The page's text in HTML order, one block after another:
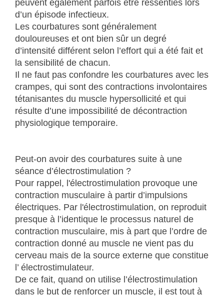
peuvent également parfois être ressenties lors
d’un épisode infectieux.
Les courbatures sont généralement
douloureuses et ont bien sûr un degré
d’intensité différent selon l’effort qui a été fait et
la sensibilité de chacun.
Il ne faut pas confondre les courbatures avec les
crampes, qui sont des contractions involontaires
tétanisantes du muscle hypersollicité et qui
résulte d’une impossibilité de décontraction
physiologique temporaire.
Peut-on avoir des courbatures suite à une
séance d’électrostimulation ?
Pour rappel, l'électrostimulation provoque une
contraction musculaire à partir d’impulsions
électriques. Par l'électrostimulation, on reproduit
presque à l’identique le processus naturel de
contraction musculaire, mis à part que l’ordre de
contraction donné au muscle ne vient pas du
cerveau mais de la source externe que constitue
l’ électrostimulateur.
De ce fait, quand on utilise l’électrostimulation
dans le but de renforcer un muscle, il est tout à